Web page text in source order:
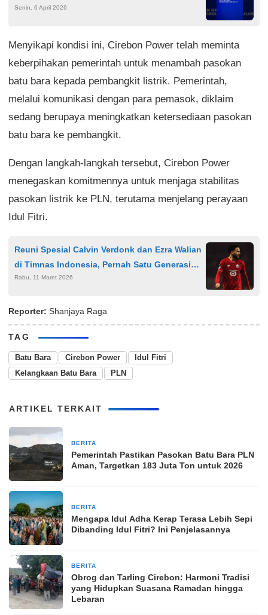
Senin, 6 April 2026
Menyikapi kondisi ini, Cirebon Power telah meminta
keberpihakan pemerintah untuk menambah pasokan
batu bara kepada pembangkit listrik. Pemerintah,
melalui komunikasi dengan para pemasok, diklaim
sedang berupaya meningkatkan ketersediaan pasokan
batu bara ke pembangkit.
Dengan langkah-langkah tersebut, Cirebon Power
menegaskan komitmennya untuk menjaga stabilitas
pasokan listrik ke PLN, terutama menjelang perayaan
Idul Fitri.
Reuni Spesial Calvin Verdonk dan Ezra Walian
di Timnas Indonesia, Pernah Satu Generasi
dengan Frenkie de Jong
Rabu, 11 Maret 2026
Reporter: Shanjaya Raga
TAG
Batu Bara Cirebon Power
Idul Fitri
Kelangkaan Batu Bara
PLN
ARTIKEL TERKAIT
BERITA
Pemerintah Pastikan Pasokan Batu Bara PLN
Aman, Targetkan 183 Juta Ton untuk 2026
BERITA
Mengapa Idul Adha Kerap Terasa Lebih Sepi
Dibanding Idul Fitri? Ini Penjelasannya
BERITA
Obrog dan Tarling Cirebon: Harmoni Tradisi
yang Hidupkan Suasana Ramadan hingga
Lebaran